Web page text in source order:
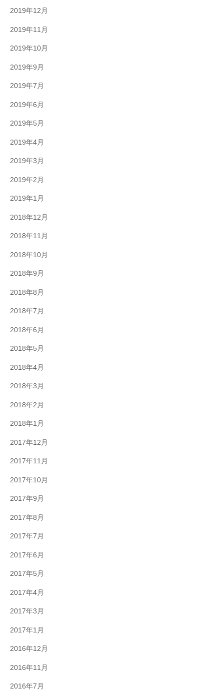
2019年12月
2019年11月
2019年10月
2019年9月
2019年7月
2019年6月
2019年5月
2019年4月
2019年3月
2019年2月
2019年1月
2018年12月
2018年11月
2018年10月
2018年9月
2018年8月
2018年7月
2018年6月
2018年5月
2018年4月
2018年3月
2018年2月
2018年1月
2017年12月
2017年11月
2017年10月
2017年9月
2017年8月
2017年7月
2017年6月
2017年5月
2017年4月
2017年3月
2017年1月
2016年12月
2016年11月
2016年7月